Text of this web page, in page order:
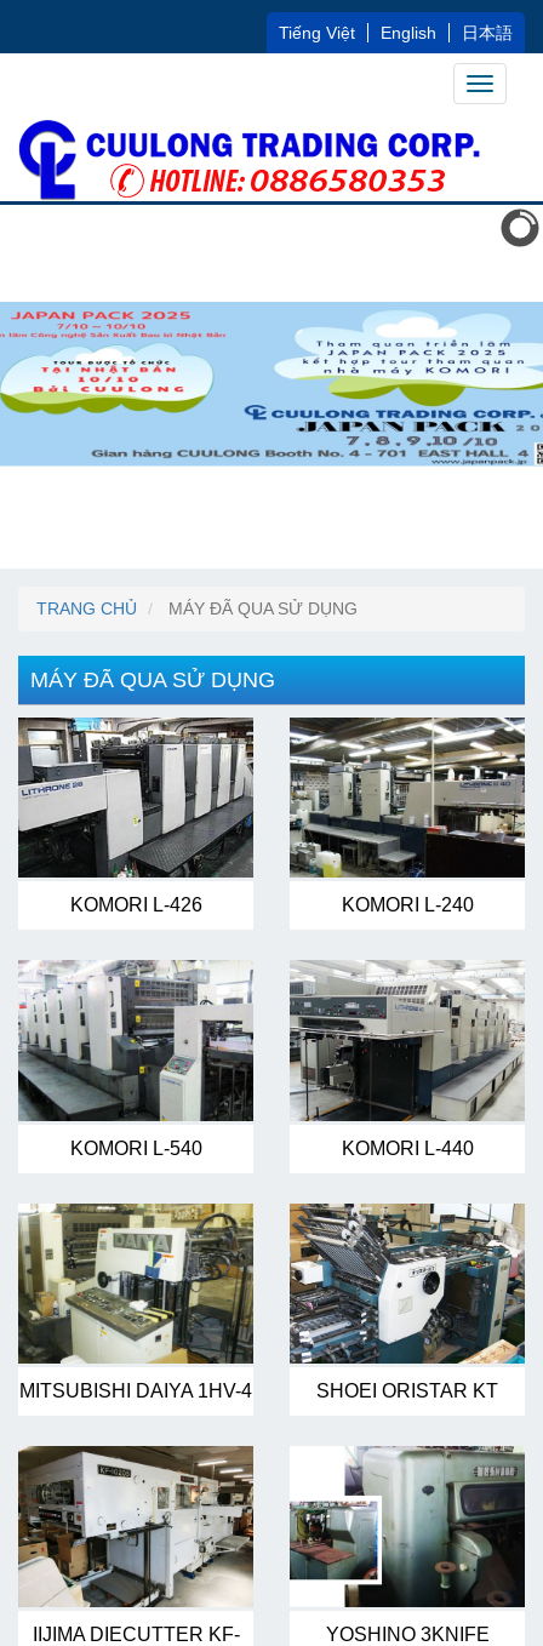
Tiếng Việt English 日本語
Toggle
TRANG CHỦ MÁY ĐÃ QUA SỬ DỤNG
MÁY ĐÃ QUA SỬ DỤNG
KOMORI L-426 KOMORI L-240
KOMORI L-540 KOMORI L-440
MITSUBISHI DAIYA 1HV-4 SHOEI ORISTAR KT
IIJIMA DIECUTTER KF- YOSHINO 3KNIFE